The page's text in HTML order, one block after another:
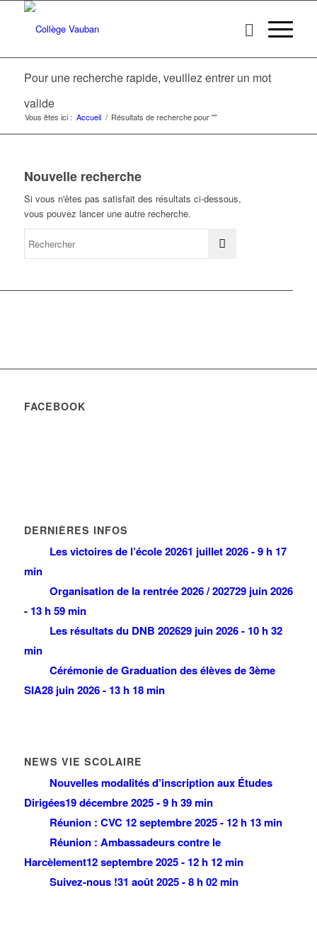
Pour une recherche rapide, veuillez entrer un mot
valide
Vous êtes ici : Accueil / Résultats de recherche pour ""
Nouvelle recherche
Si vous n'êtes pas satisfait des résultats ci-dessous,
vous pouvez lancer une autre recherche.
FACEBOOK
DERNIÈRES INFOS
Les victoires de l’école 20261 juillet 2026 - 9 h 17
min
Organisation de la rentrée 2026 / 202729 juin 2026
- 13 h 59 min
Les résultats du DNB 202629 juin 2026 - 10 h 32
min
Cérémonie de Graduation des élèves de 3ème
SIA28 juin 2026 - 13 h 18 min
NEWS VIE SCOLAIRE
Nouvelles modalités d’inscription aux Études
Dirigées19 décembre 2025 - 9 h 39 min
Réunion : CVC 12 septembre 2025 - 12 h 13 min
Réunion : Ambassadeurs contre le
Harcèlement12 septembre 2025 - 12 h 12 min
Suivez-nous !31 août 2025 - 8 h 02 min